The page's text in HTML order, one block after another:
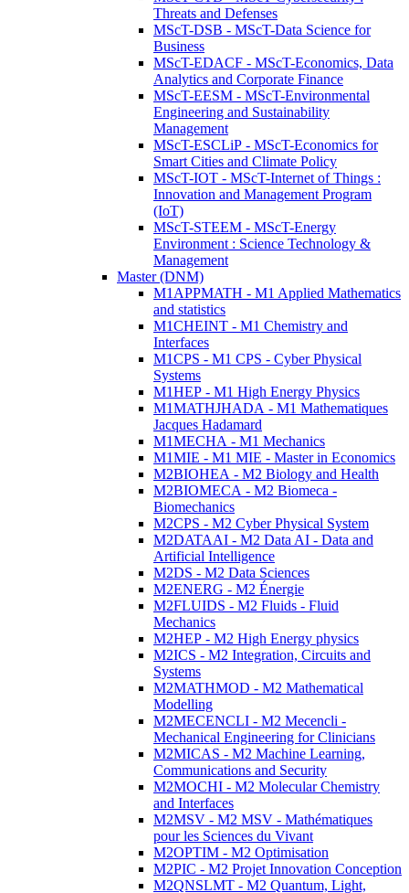
Threats and Defenses
MScT-DSB - MScT-Data Science for
Business
MScT-EDACF - MScT-Economics, Data
Analytics and Corporate Finance
MScT-EESM - MScT-Environmental
Engineering and Sustainability
Management
MScT-ESCLiP - MScT-Economics for
Smart Cities and Climate Policy
MScT-IOT - MScT-Internet of Things :
Innovation and Management Program
(IoT)
MScT-STEEM - MScT-Energy
Environment : Science Technology &
Management
Master (DNM)
M1APPMATH - M1 Applied Mathematics
and statistics
M1CHEINT - M1 Chemistry and
Interfaces
M1CPS - M1 CPS - Cyber Physical
Systems
M1HEP - M1 High Energy Physics
M1MATHJHADA - M1 Mathematiques
Jacques Hadamard
M1MECHA - M1 Mechanics
M1MIE - M1 MIE - Master in Economics
M2BIOHEA - M2 Biology and Health
M2BIOMECA - M2 Biomeca -
Biomechanics
M2CPS - M2 Cyber Physical System
M2DATAAI - M2 Data AI - Data and
Artificial Intelligence
M2DS - M2 Data Sciences
M2ENERG - M2 Énergie
M2FLUIDS - M2 Fluids - Fluid
Mechanics
M2HEP - M2 High Energy physics
M2ICS - M2 Integration, Circuits and
Systems
M2MATHMOD - M2 Mathematical
Modelling
M2MECENCLI - M2 Mecencli -
Mechanical Engineering for Clinicians
M2MICAS - M2 Machine Learning,
Communications and Security
M2MOCHI - M2 Molecular Chemistry
and Interfaces
M2MSV - M2 MSV - Mathématiques
pour les Sciences du Vivant
M2OPTIM - M2 Optimisation
M2PIC - M2 Projet Innovation Conception
M2QNSLMT - M2 Quantum, Light,